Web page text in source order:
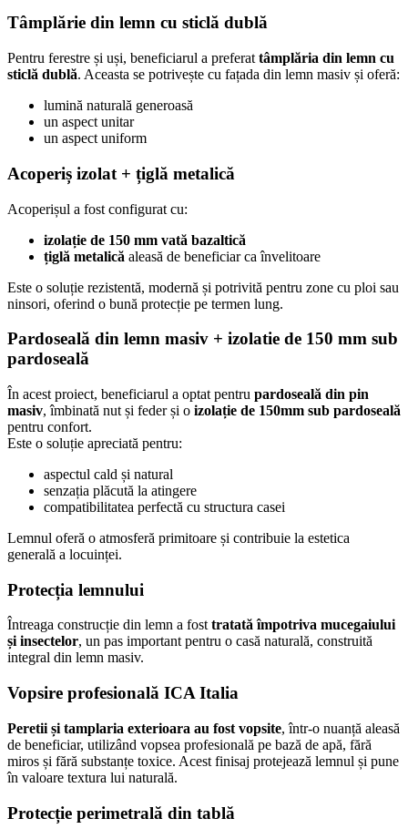
Tâmplărie din lemn cu sticlă dublă
Pentru ferestre și uși, beneficiarul a preferat tâmplăria din lemn cu
sticlă dublă. Aceasta se potrivește cu fațada din lemn masiv și oferă:
lumină naturală generoasă
un aspect unitar
un aspect uniform
Acoperiș izolat + țiglă metalică
Acoperișul a fost configurat cu:
izolație de 150 mm vată bazaltică
țiglă metalică aleasă de beneficiar ca învelitoare
Este o soluție rezistentă, modernă și potrivită pentru zone cu ploi sau
ninsori, oferind o bună protecție pe termen lung.
Pardoseală din lemn masiv + izolatie de 150 mm sub
pardoseală
În acest proiect, beneficiarul a optat pentru pardoseală din pin
masiv, îmbinată nut și feder și o izolație de 150mm sub pardoseală
pentru confort.
Este o soluție apreciată pentru:
aspectul cald și natural
senzația plăcută la atingere
compatibilitatea perfectă cu structura casei
Lemnul oferă o atmosferă primitoare și contribuie la estetica
generală a locuinței.
Protecția lemnului
Întreaga construcție din lemn a fosttratată împotriva mucegaiului
și insectelor, un pas important pentru o casă naturală, construită
integral din lemn masiv.
Vopsire profesională ICA Italia
Peretii și tamplaria exterioara au fost vopsite, într-o nuanță aleasă
de beneficiar, utilizând vopsea profesională pe bază de apă, fără
miros și fără substanțe toxice. Acest finisaj protejează lemnul și pune
în valoare textura lui naturală.
Protecție perimetrală din tablă